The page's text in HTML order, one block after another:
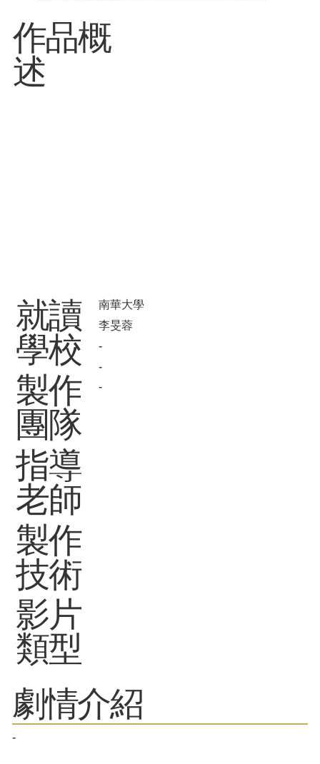
​作品概
述
​就讀
學校
製作
團隊
指導
老師
製作
技術
影片
類型
南華大學
李旻蓉
-
-
-
劇情介紹
-